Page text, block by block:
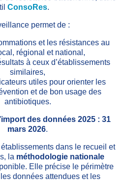
ConsoRes.
permet de :
et les résistances au
régional et national,
à ceux d’établissements
similaires,
utiles pour orienter les
et de bon usage des
antibiotiques.
des données 2025 : 31
mars 2026.
dans le recueil et
la méthodologie nationale
Elle précise le périmètre
données attendues et les